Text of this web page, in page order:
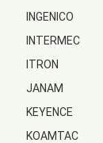
INGENICO
INTERMEC
ITRON
JANAM
KEYENCE
KOAMTAC